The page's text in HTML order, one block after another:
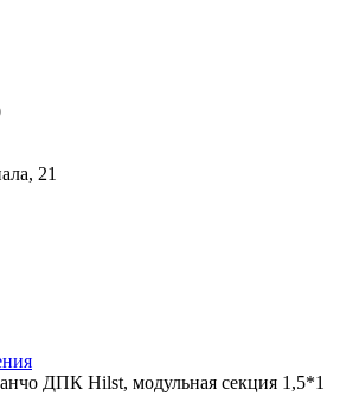
21
ДПК Hilst, модульная секция 1,5*1